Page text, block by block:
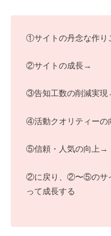
①サイトの丹念な作り
②サイトの成長→
③告知工数の削減実
④活動クオリティーの
⑤信頼・人気の向上→
②に戻り、②〜⑤のサ
って成長する